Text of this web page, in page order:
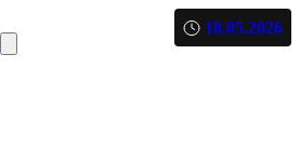
18.05.2026